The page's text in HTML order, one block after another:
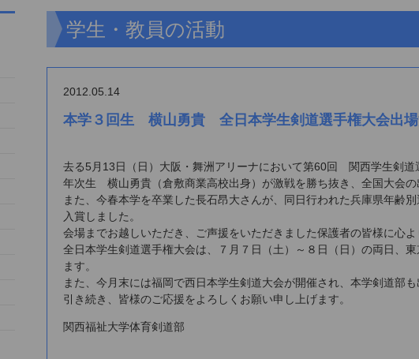
学生・教員の活動
2012.05.14
本学３回生 横山勇貴 全日本学生剣道選手権大会出場
去る5月13日（日）大阪・舞洲アリーナにおいて第60回 関西学生剣道
年次生 横山勇貴（倉敷商業高校出身）が激戦を勝ち抜き、全国大会の
また、今春本学を卒業した長石昂大さんが、同日行われた兵庫県年齢
入賞しました。
会場までお越しいただき、ご声援をいただきました保護者の皆様に心よ
全日本学生剣道選手権大会は、７月７日（土）～８日（日）の両日、
ます。
また、今月末には福岡で西日本学生剣道大会が開催され、本学剣道部も
引き続き、皆様のご応援をよろしくお願い申し上げます。
関西福祉大学体育剣道部